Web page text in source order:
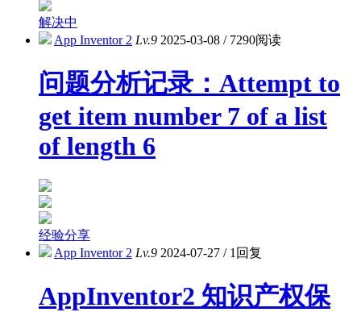
解决中
App Inventor 2 Lv.9 2025-03-08 /7290阅读
问题分析记录：Attempt to
get item number 7 of a list
of length 6
经验分享
App Inventor 2 Lv.9 2024-07-27 /1回复
AppInventor2 知识产权保